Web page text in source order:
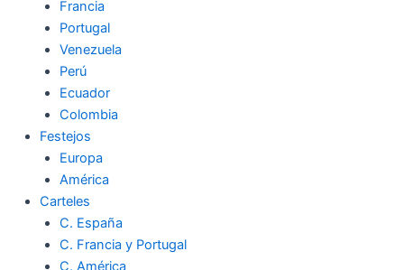
Francia
Portugal
Venezuela
Perú
Ecuador
Colombia
Festejos
Europa
América
Carteles
C. España
C. Francia y Portugal
C. América